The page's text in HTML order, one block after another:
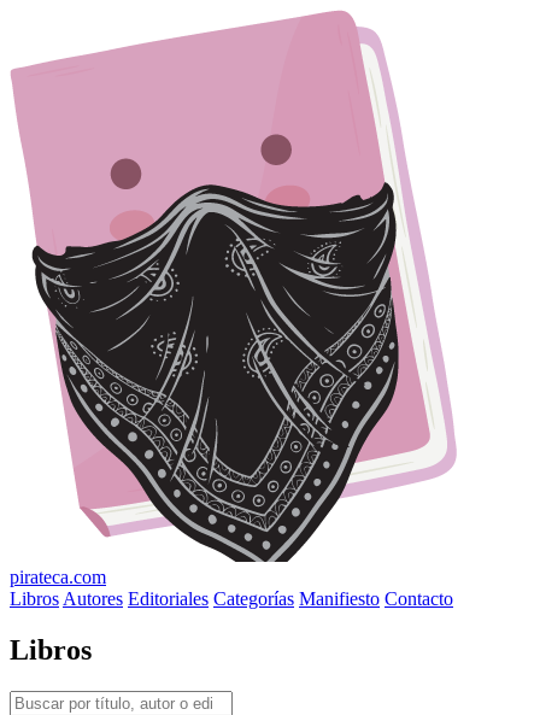
pirateca.com
Libros Autores Editoriales Categorías Manifiesto Contacto
Libros